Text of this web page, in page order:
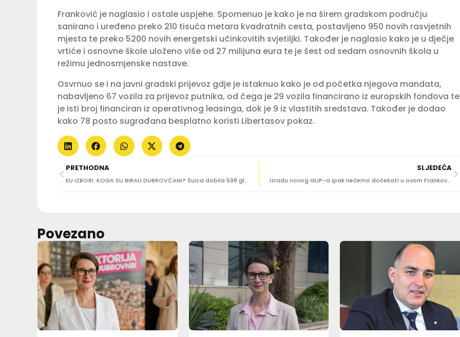
Franković je naglasio i ostale uspjehe. Spomenuo je kako je na širem gradskom području
sanirano i uređeno preko 210 tisuća metara kvadratnih cesta, postavljeno 950 novih rasvjetnih
mjesta te preko 5200 novih energetski učinkovitih svjetiljki. Također je naglasio kako je u dječje
vrtiće i osnovne škole uloženo više od 27 milijuna eura te je šest od sedam osnovnih škola u
režimu jednosmjenske nastave.
Osvrnuo se i na javni gradski prijevoz gdje je istaknuo kako je od početka njegova mandata,
nabavljeno 67 vozila za prijevoz putnika, od čega je 29 vozila financirano iz europskih fondova te
je isti broj financiran iz operativnog leasinga, dok je 9 iz vlastitih sredstava. Također je dodao
kako 78 posto sugrađana besplatno koristi Libertasov pokaz.
PRETHODNA
EU IZBORI: KOGA SU BIRALI DUBROVČANI? Šuica dobila 598 glasova, Legaz 58
SLJEDEĆA
Izradu novog GUP-a ipak nećemo dočekati u ovom Frankovićevom mandatu
Povezano